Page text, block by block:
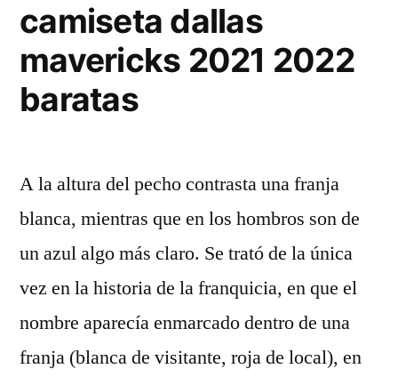
camiseta dallas
mavericks 2021 2022
baratas
A la altura del pecho contrasta una franja
blanca, mientras que en los hombros son de
un azul algo más claro. Se trató de la única
vez en la historia de la franquicia, en que el
nombre aparecía enmarcado dentro de una
franja (blanca de visitante, roja de local), en